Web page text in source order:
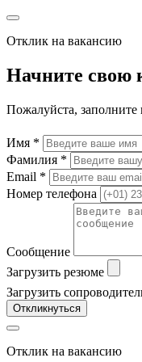
Отклик на вакансию
Начните свою
Пожалуйста,
Имя *
Фамилия *
Email *
Номер телефона
Сообщение
Загрузить резюме
Загрузить
Откликнуться
Отклик на вакансию